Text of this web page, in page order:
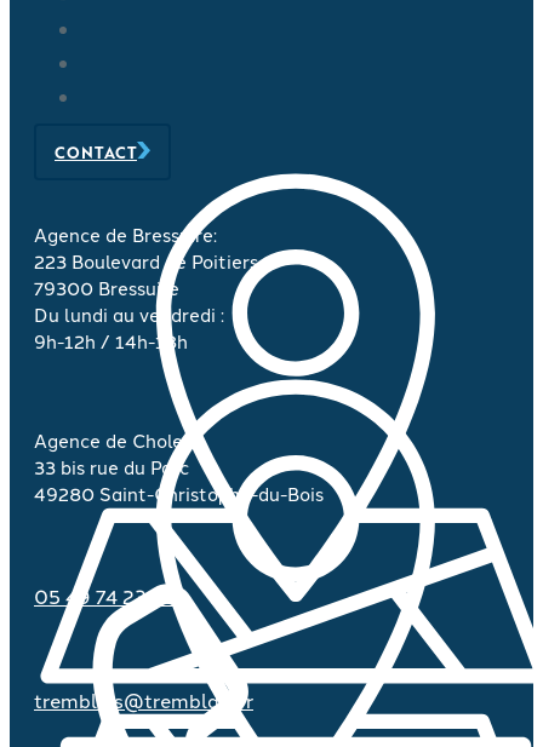
CONTACT
Agence de Bressuire:
223 Boulevard de Poitiers
79300 Bressuire
Du lundi au vendredi :
9h-12h / 14h-18h
Agence de Cholet :
33 bis rue du Parc
49280 Saint-Christophe-du-Bois
05 49 74 23 70
tremblais@tremblais.fr